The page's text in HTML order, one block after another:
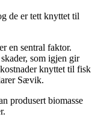
de er tett knyttet til
en sentral faktor.
som igjen gir
knyttet til fisk
Sævik.
produsert biomasse